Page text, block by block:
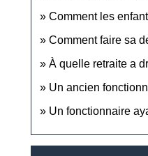
Comment les
Comment faire sa
À quelle retraite a
Un ancien
Un fonctionnaire